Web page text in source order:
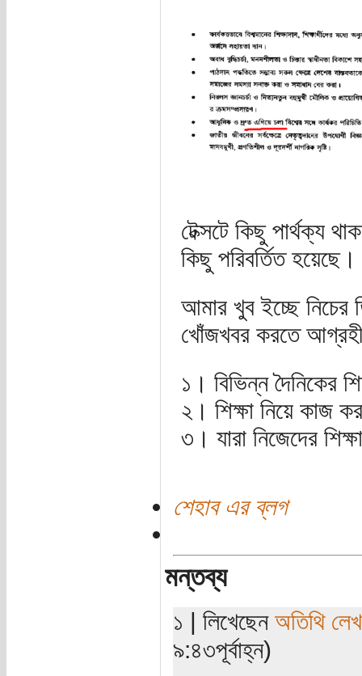
টেক্সটে কিছু পার্থক্য
কিছু পরিবর্তিত হয়েছে।
আমার খুব ইচ্ছে নিচের
খোঁজখবর করতে
১। বিভিন্ন দৈনিকের
২। শিক্ষা নিয়ে কাজ
৩। যারা নিজেদের
শেহাব এর ব্লগ
মন্তব্য
১ | লিখেছেন অতিথি
৯:৪৩পূর্বাহ্ন)